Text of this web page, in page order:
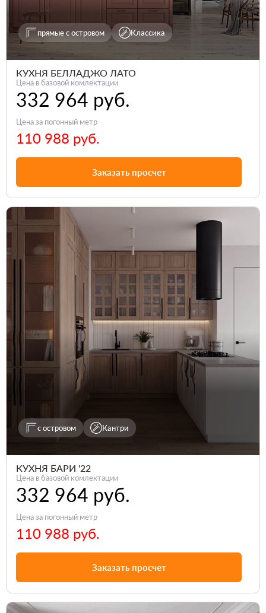
прямые с островом Классика
КУХНЯ БЕЛЛАДЖО ЛАТО
Цена в базовой комлектации
332 964 руб.
Цена за погонный метр
110 988 руб.
Заказать просчет
с островом Кантри
КУХНЯ БАРИ '22
Цена в базовой комлектации
332 964 руб.
Цена за погонный метр
110 988 руб.
Заказать просчет